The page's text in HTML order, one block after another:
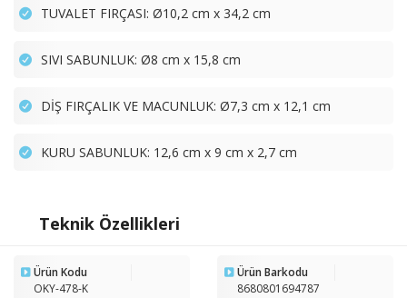
TUVALET FIRÇASI: Ø10,2 cm x 34,2 cm
SIVI SABUNLUK: Ø8 cm x 15,8 cm
DİŞ FIRÇALIK VE MACUNLUK: Ø7,3 cm x 12,1 cm
KURU SABUNLUK: 12,6 cm x 9 cm x 2,7 cm
Teknik Özellikleri
Ürün Kodu
OKY-478-K
Ürün Barkodu
8680801694787